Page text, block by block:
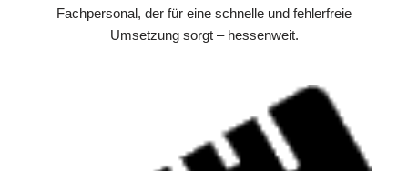
Fachpersonal, der für eine schnelle und fehlerfreie
Umsetzung sorgt – hessenweit.